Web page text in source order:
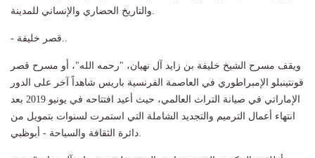
ويقف مسرح الشيخ خليفة بن زايد آل نهيان، "رحمه الله"، أو مسرح قصر
فونتينبلو الإمبراطوري في العاصمة الفرنسية باريس شاهداً آخر على الدور
الإماراتي في صيانة التراث العالمي، حيث أعيد افتتاحه في يونيو 2019 بعد
انتهاء أعمال الترميم والتجديد الشاملة التي استمرت لسنوات بتمويل من